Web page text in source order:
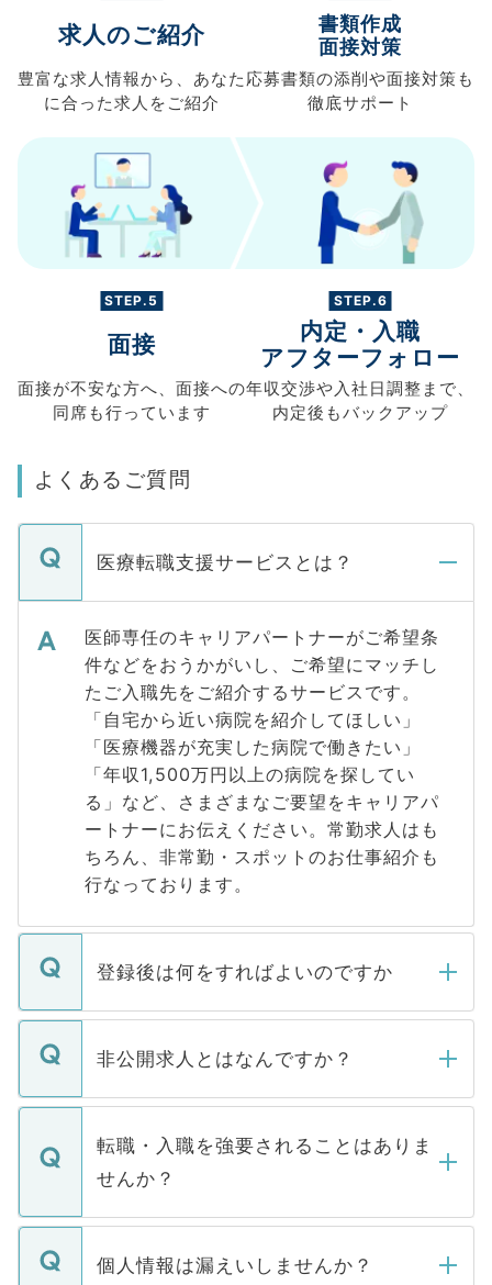
求人のご紹介
豊富な求人情報から、 あなた
に合った求人を ご紹介
書類作成
面接対策
応募書類の添削や面接対策も
徹底サポート
STEP.5
面接
面接が不安な方へ、 面接への
同席も行っています
STEP.6
内定・入職
アフターフォロー
年収交渉や入社日調整まで、
内定後もバックアップ
よくあるご質問
医療転職支援サービスとは？
医師専任のキャリアパートナーがご希望条
件などをおうかがいし、ご希望にマッチし
たご入職先をご紹介するサービスです。
「自宅から近い病院を紹介してほしい」
「医療機器が充実した病院で働きたい」
「年収1,500万円以上の病院を探してい
る」など、さまざまなご要望をキャリアパ
ートナーにお伝えください。常勤求人はも
ちろん、非常勤・スポットのお仕事紹介も
行なっております。
登録後は何をすればよいのですか
ご登録いただきましたら、弊社担当者がご
登録内容を確認し、その後メールもしくは
ます。通常、5営業日以内にはご連絡をせて
いただきますので、しばらくお待ちくださ
非公開求人とはなんですか？
マイナビDOCTORで取り扱っている求人の
うち約3割は、Webサイトからご覧いただ
けない「非公開求人」です。非公開求人は
下記の理由によって、一般には公開してい
ません。
■応募殺到を避けるため 人気のある医療機
転職・入職を強要されることはありま
せんか？
転職・入職を強要することは一切ありませ
ん。また、仮に応募先から内定をいただい
個人情報は漏えいしませんか？